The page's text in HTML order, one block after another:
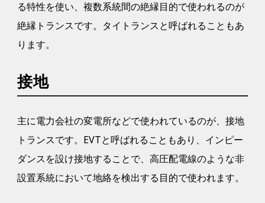
る特性を使い、複数系統間の絶縁目的で使われるのが
絶縁トランスです。タイトランスと呼ばれることもあ
ります。
接地
主に電力会社の変電所などで使われているのが、接地
トランスです。EVTと呼ばれることもあり、インピー
ダンスを設け接地することで、高圧配電線のような非
設置系統において地絡を検出する目的で使われます。